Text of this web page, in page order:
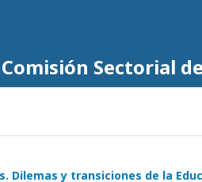
Sectorial
Dilemas y transiciones de la